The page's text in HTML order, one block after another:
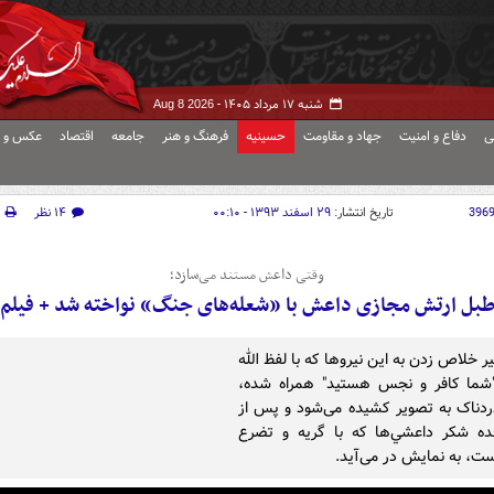
شنبه ۱۷ مرداد ۱۴۰۵ - Aug 8 2026
دفاع و امنیت جهاد و مقاومت حسینیه فرهنگ و هنر جامعه اقتصاد عکس و
تاریخ انتشار: ۲۹ اسفند ۱۳۹۳ - ۰۰:۱۰ ۱۴ نظر
وقتی داعش مستند می‌سازد؛
طبل ارتش مجازی داعش با «شعله‌های جنگ» نواخته شد + فیلم
خلاص زدن به این نیروها که با لفظ الله
كافر و نجس هستيد" همراه شده،
به تصویر کشیده می‌شود و پس از
شكر داعشي‌ها كه با گريه و تضرع
به نمایش در می‌آید.